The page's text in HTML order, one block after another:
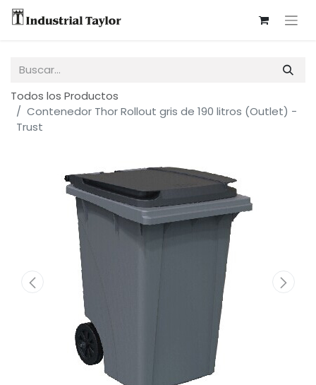
Todos los Productos
Contenedor Thor Rollout gris de 190 litros (Outlet) -
Trust